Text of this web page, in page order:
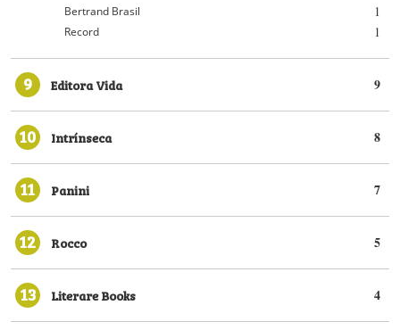
1
Bertrand Brasil
1
Record
9 9
Editora Vida
10 8
Intrínseca
11 7
Panini
12 5
Rocco
13 4
Literare Books